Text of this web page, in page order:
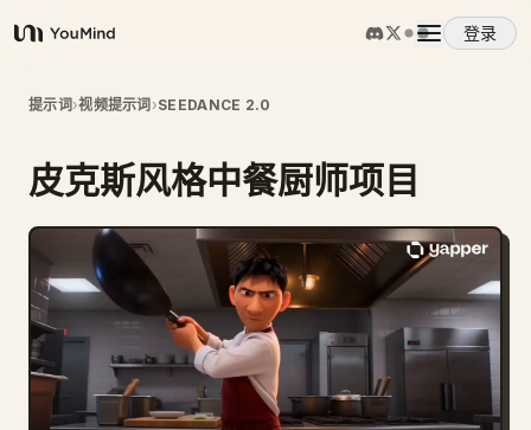
YouMind
登录
概览
使用案例
提示词
定价
提示词›视频提示词 ›SEEDANCE 2.0
皮克斯风格中餐厨师项目